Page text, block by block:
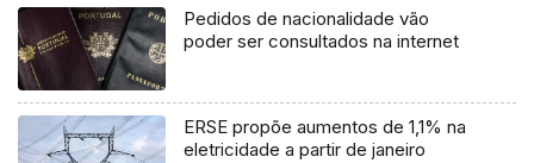
Pedidos de nacionalidade vão
poder ser consultados na internet
ERSE propõe aumentos de 1,1% na
eletricidade a partir de janeiro